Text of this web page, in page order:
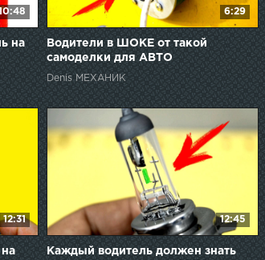
на
6:29
Водители в ШОКЕ от такой
самоделки для АВТО
Denis МЕХАНИК
12:31 12:45
Каждый водитель должен знать